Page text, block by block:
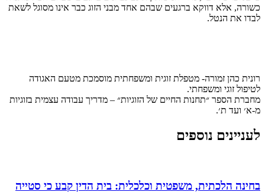
כשורה, אלא דווקא ברגעים שבהם אחד מבני הזוג כבר אינו מסוגל לשאת
לבדו את הנטל.
רונית כהן זמורה- מטפלת זוגית ומשפחתית מוסמכת מטעם האגודה
לטיפול זוגי ומשפחתי.
מחברת הספר ״תחנות החיים של הזוגיות״ – מדריך עבודה עצמית בזוגיות
מ-א׳ ועד ת׳.
לעניינים נוספים
בחינה הלכתית, משפטית וכלכלית: בית הדין קבע כי סטייה